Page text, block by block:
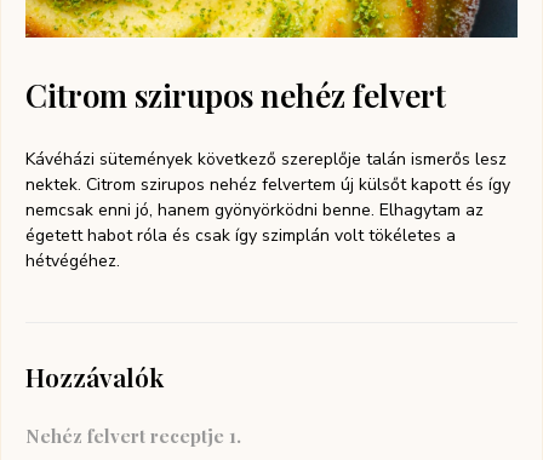
Citrom szirupos nehéz felvert
Kávéházi sütemények következő szereplője talán ismerős lesz
nektek. Citrom szirupos nehéz felvertem új külsőt kapott és így
nemcsak enni jó, hanem gyönyörködni benne. Elhagytam az
égetett habot róla és csak így szimplán volt tökéletes a
hétvégéhez.
Hozzávalók
Nehéz felvert receptje 1.